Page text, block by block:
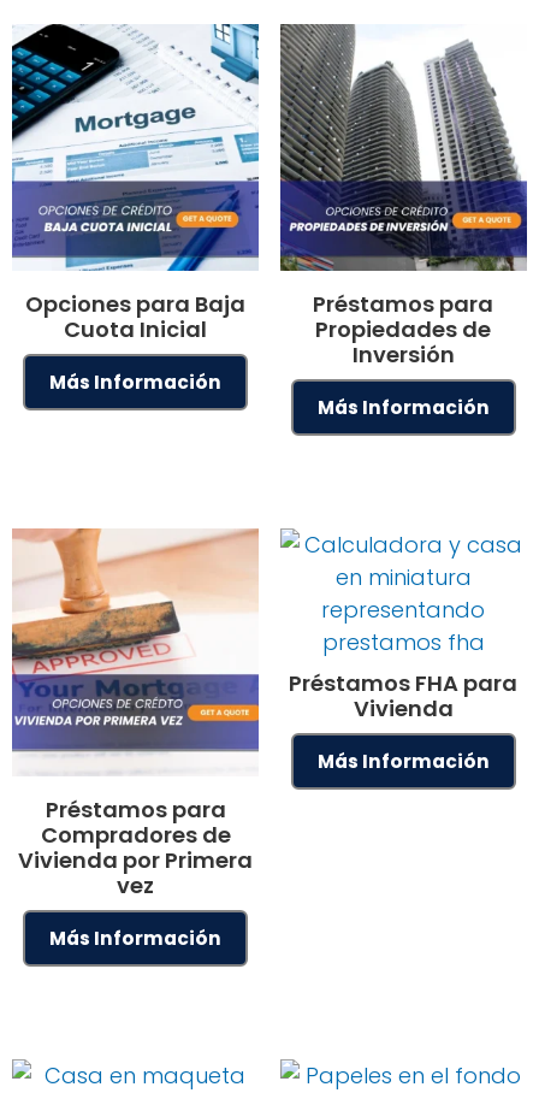
Opciones para Baja
Cuota Inicial
Más Información
Préstamos para
Propiedades de
Inversión
Más Información
Préstamos para
Compradores de
Vivienda por Primera
vez
Más Información
Préstamos FHA para
Vivienda
Más Información